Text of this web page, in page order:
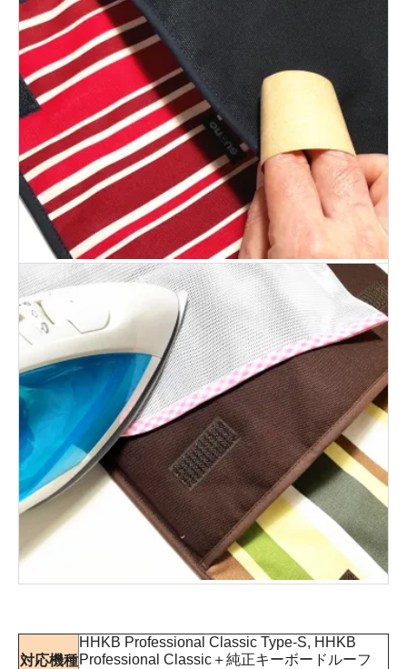
対応機種
HHKB Professional Classic Type-S, HHKB
Professional Classic＋純正キーボードルーフ